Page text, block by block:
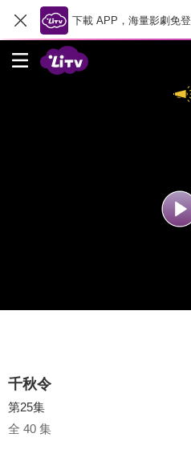
下載 APP，海量影劇免
千秋令
第25集
全 40 集